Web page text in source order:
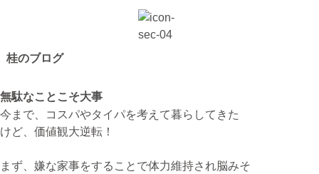
きのちゃんブログ
無料体験・お問合せ
桂のブログ
無駄なことこそ大事
今まで、コスパやタイパを考えて暮らしてきた
けど、価値観大逆転！
まず、嫌な家事をすることで体力維持され脳みそ